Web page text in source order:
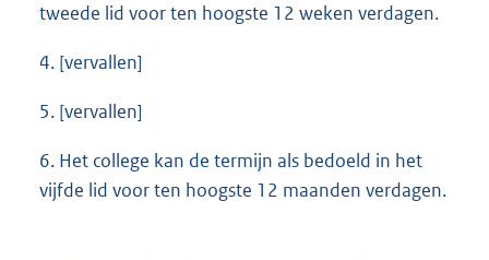
tweede lid voor ten hoogste 12 weken verdagen.
4. [vervallen]
5. [vervallen]
6. Het college kan de termijn als bedoeld in het
vijfde lid voor ten hoogste 12 maanden verdagen.